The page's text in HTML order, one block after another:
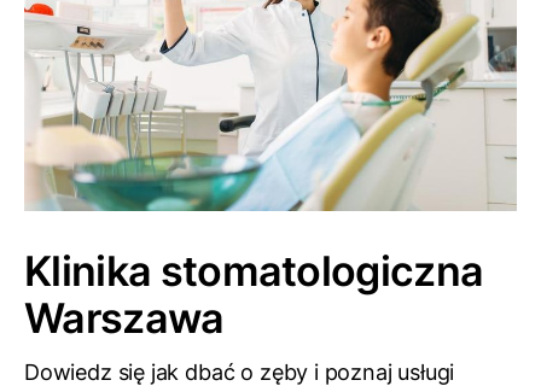
Klinika stomatologiczna
Warszawa
Dowiedz się jak dbać o zęby i poznaj usługi